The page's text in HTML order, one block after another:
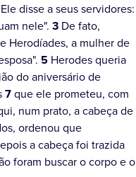
Ele disse a seus servidores:
nele". 3 De fato,
Herodíades, a mulher de
5 Herodes queria
do aniversário de
7que ele prometeu, com
num prato, a cabeça de
ordenou que
a cabeça foi trazida
foram buscar o corpo e o